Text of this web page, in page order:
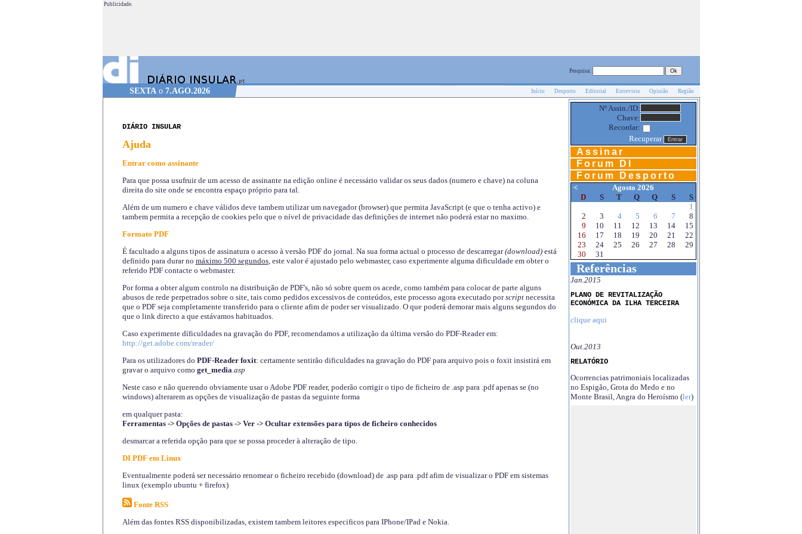
Publicidade.
Pesquisa:
SEXTAo 7.AGO.2026 Início Desporto Editorial Entrevista Opinião Região
DIÁRIO INSULAR
Ajuda
Entrar como assinante
Para que possa usufruir de um acesso de assinante na edição online é necessário validar os seus dados (numero e chave) na coluna
direita do site onde se encontra espaço próprio para tal.
Além de um numero e chave válidos deve tambem utilizar um navegador (browser) que permita JavaScript (e que o tenha activo) e
tambem permita a recepção de cookies pelo que o nível de privacidade das definições de internet não poderá estar no maximo.
Formato PDF
É facultado a alguns tipos de assinatura o acesso à versão PDF do jornal. Na sua forma actual o processo de descarregar(download)está
definido para durar no máximo 500 segundos, este valor é ajustado pelo webmaster, caso experimente alguma dificuldade em obter o
referido PDF contacte o webmaster.
Por forma a obter algum controlo na distribuição de PDF's, não só sobre quem os acede, como também para colocar de parte alguns
abusos de rede perpetrados sobre o site, tais como pedidos excessivos de conteúdos, este processo agora executado porscriptnecessita
que o PDF seja completamente transferido para o cliente afim de poder ser visualizado. O que poderá demorar mais alguns segundos do
que o link directo a que estávamos habituados.
Caso experimente díficuldades na gravação do PDF, recomendamos a utilização da última versão do PDF-Reader em:
http://get.adobe.com/reader/
Para os utilizadores do PDF-Reader foxit: certamente sentirão dificuldades na gravação do PDF para arquivo pois o foxit insistirá em
gravar o arquivo como get_media.asp
Neste caso e não querendo obviamente usar o Adobe PDF reader, poderão corrigir o tipo de ficheiro de .asp para .pdf apenas se (no
windows) alterarem as opções de visualização de pastas da seguinte forma
em qualquer pasta:
Ferramentas -> Opções de pastas -> Ver -> Ocultar extensões para tipos de ficheiro conhecidos
desmarcar a referida opção para que se possa proceder à alteração de tipo.
DI PDF em Linux
Eventualmente poderá ser necessário renomear o ficheiro recebido (download) de .asp para .pdf afim de visualizar o PDF em sistemas
linux (exemplo ubuntu + firefox)
Fonte RSS
Além das fontes RSS disponibilizadas, existem tambem leitores especificos para IPhone/IPad e Nokia.
Nº Assin./ID:
Chave:
Recordar:
Recuperar
Assinar
Forum DI
Forum Desporto
<
Agosto 2026
D
S T Q Q S
S
1
2
3 4 5 6 7
8
9
10 11 12 13 14
15
16
17 18 19 20 21
22
23
24 25 26 27 28
29
30
31
Referências
Jan.2015
PLANO DE REVITALIZAÇÃO
ECONÓMICA DA ILHA TERCEIRA
clique aqui
Out.2013
RELATÓRIO
Ocorrencias patrimoniais localizadas
no Espigão, Grota do Medo e no
Monte Brasil, Angra do Heroísmo (ler)